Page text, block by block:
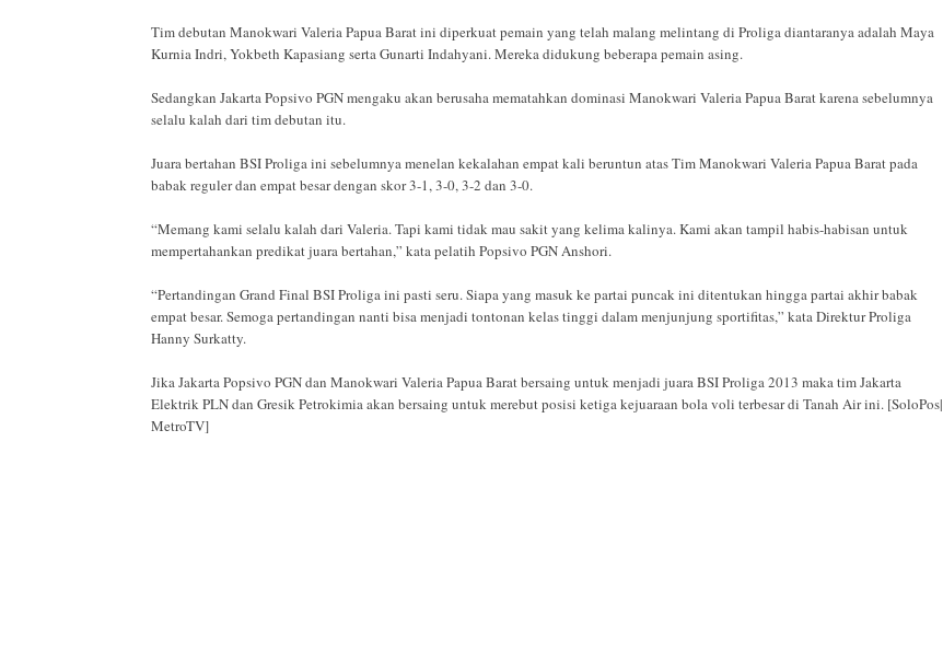
Tim debutan Manokwari Valeria Papua Barat ini diperkuat pemain yang telah malang melintang di Proliga diantaranya adalah Maya
Kurnia Indri, Yokbeth Kapasiang serta Gunarti Indahyani. Mereka didukung beberapa pemain asing.
Sedangkan Jakarta Popsivo PGN mengaku akan berusaha mematahkan dominasi Manokwari Valeria Papua Barat karena sebelumnya
selalu kalah dari tim debutan itu.
Juara bertahan BSI Proliga ini sebelumnya menelan kekalahan empat kali beruntun atas Tim Manokwari Valeria Papua Barat pada
babak reguler dan empat besar dengan skor 3-1, 3-0, 3-2 dan 3-0.
“Memang kami selalu kalah dari Valeria. Tapi kami tidak mau sakit yang kelima kalinya. Kami akan tampil habis-habisan untuk
mempertahankan predikat juara bertahan,” kata pelatih Popsivo PGN Anshori.
“Pertandingan Grand Final BSI Proliga ini pasti seru. Siapa yang masuk ke partai puncak ini ditentukan hingga partai akhir babak
empat besar. Semoga pertandingan nanti bisa menjadi tontonan kelas tinggi dalam menjunjung sportifitas,” kata Direktur Proliga
Hanny Surkatty.
Jika Jakarta Popsivo PGN dan Manokwari Valeria Papua Barat bersaing untuk menjadi juara BSI Proliga 2013 maka tim Jakarta
Elektrik PLN dan Gresik Petrokimia akan bersaing untuk merebut posisi ketiga kejuaraan bola voli terbesar di Tanah Air ini. [SoloPos|
MetroTV]